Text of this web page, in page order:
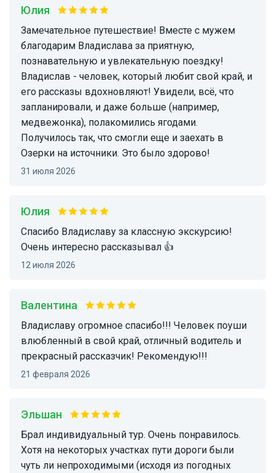
Юлия
Замечательное путешествие! Вместе с мужем
благодарим Владислава за приятную,
познавательную и увлекательную поездку!
Владислав - человек, который любит свой край, и
его рассказы вдохновляют! Увидели, всё, что
запланировали, и даже больше (например,
медвежонка), полакомились ягодами.
Получилось так, что смогли еще и заехать в
Озерки на источники. Это было здорово!
31 июля 2026
Юлия
спасибо Владиславу за классную экскурсию!
Очень интересно рассказывал 👍
12 июля 2026
Валентина
Владиславу огромное спасибо!!! Человек поуши
влюбленный в свой край, отличный водитель и
прекрасный рассказчик! Рекомендую!!!
21 февраля 2026
Эльшан
Брал индивидуальный тур. Очень понравилось.
Хотя на некоторых участках пути дороги были
чуть ли непроходимыми (исходя из погодных